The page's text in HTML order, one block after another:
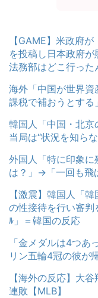
【GAME】米政府
を投稿し日本政府
法務部はどこ行った
海外「中国が世界
課税で補おうとする」
韓国人「中国・北
当局は“状況を知らな
外国人「特に印象
は？」→「一回も飛
【激震】韓国人「
の性接待を行い審判
ﾙ」＝韓国の反応
「金メダルは4つあ
リン五輪4冠の彼が
【海外の反応】大
連敗【MLB】